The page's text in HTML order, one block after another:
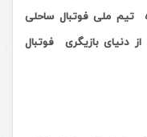
تیم ملی فوتبال ساحلی
می آید در سن 39 سالگی از دنیای بازیگری فوتبال